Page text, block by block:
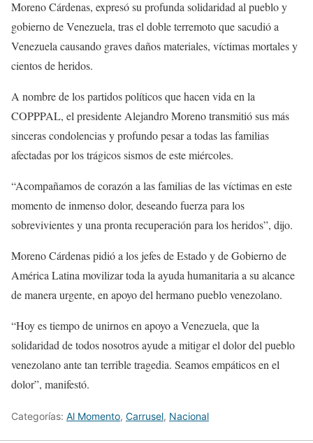
Moreno Cárdenas, expresó su profunda solidaridad al pueblo y
gobierno de Venezuela, tras el doble terremoto que sacudió a
Venezuela causando graves daños materiales, víctimas mortales y
cientos de heridos.
A nombre de los partidos políticos que hacen vida en la
COPPPAL, el presidente Alejandro Moreno transmitió sus más
sinceras condolencias y profundo pesar a todas las familias
afectadas por los trágicos sismos de este miércoles.
“Acompañamos de corazón a las familias de las víctimas en este
momento de inmenso dolor, deseando fuerza para los
sobrevivientes y una pronta recuperación para los heridos”, dijo.
Moreno Cárdenas pidió a los jefes de Estado y de Gobierno de
América Latina movilizar toda la ayuda humanitaria a su alcance
de manera urgente, en apoyo del hermano pueblo venezolano.
“Hoy es tiempo de unirnos en apoyo a Venezuela, que la
solidaridad de todos nosotros ayude a mitigar el dolor del pueblo
venezolano ante tan terrible tragedia. Seamos empáticos en el
dolor”, manifestó.
Categorías: Al Momento, Carrusel, Nacional